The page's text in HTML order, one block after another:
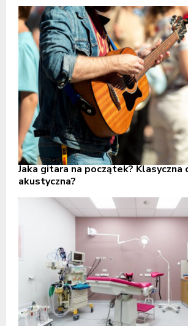
Jaka gitara na początek? Klasyczna
akustyczna?